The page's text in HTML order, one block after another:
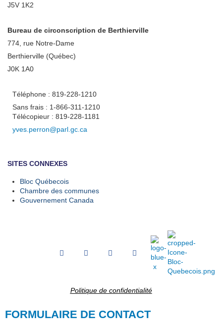
SITES CONNEXES
Bloc Québecois
Chambre des communes
Gouvernement Canada
J5V 1K2
Bureau de circonscription de Berthierville
774, rue Notre-Dame
Berthierville (Québec)
J0K 1A0
Téléphone : 819-228-1210
Sans frais : 1-866-311-1210
Télécopieur : 819-228-1181
yves.perron@parl.gc.ca
Politique de confidentialité
FORMULAIRE DE CONTACT